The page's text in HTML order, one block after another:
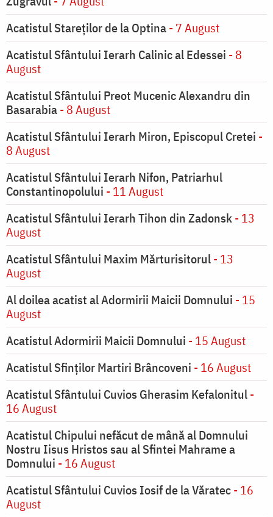
Acatistul Stareţilor de la Optina- 7 August
Acatistul Sfântului Ierarh Calinic al Edessei - 8
August
Acatistul Sfântului Preot Mucenic Alexandru din
Basarabia- 8 August
Acatistul Sfântului Ierarh Miron, Episcopul Cretei -
8 August
Acatistul Sfântului Ierarh Nifon, Patriarhul
Constantinopolului - 11 August
Acatistul Sfântului Ierarh Tihon din Zadonsk- 13
August
Acatistul Sfântului Maxim Mărturisitorul- 13
August
Al doilea acatist al Adormirii Maicii Domnului - 15
August
Acatistul Adormirii Maicii Domnului - 15 August
Acatistul Sfinților Martiri Brâncoveni - 16 August
Acatistul Sfântului Cuvios Gherasim Kefalonitul-
16 August
Acatistul Chipului nefăcut de mână al Domnului
Nostru Iisus Hristos sau al Sfintei Mahrame a
Domnului - 16 August
Acatistul Sfântului Cuvios Iosif de la Văratec- 16
August